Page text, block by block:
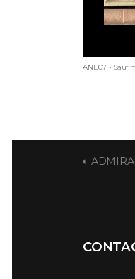
AND07 - Sauf